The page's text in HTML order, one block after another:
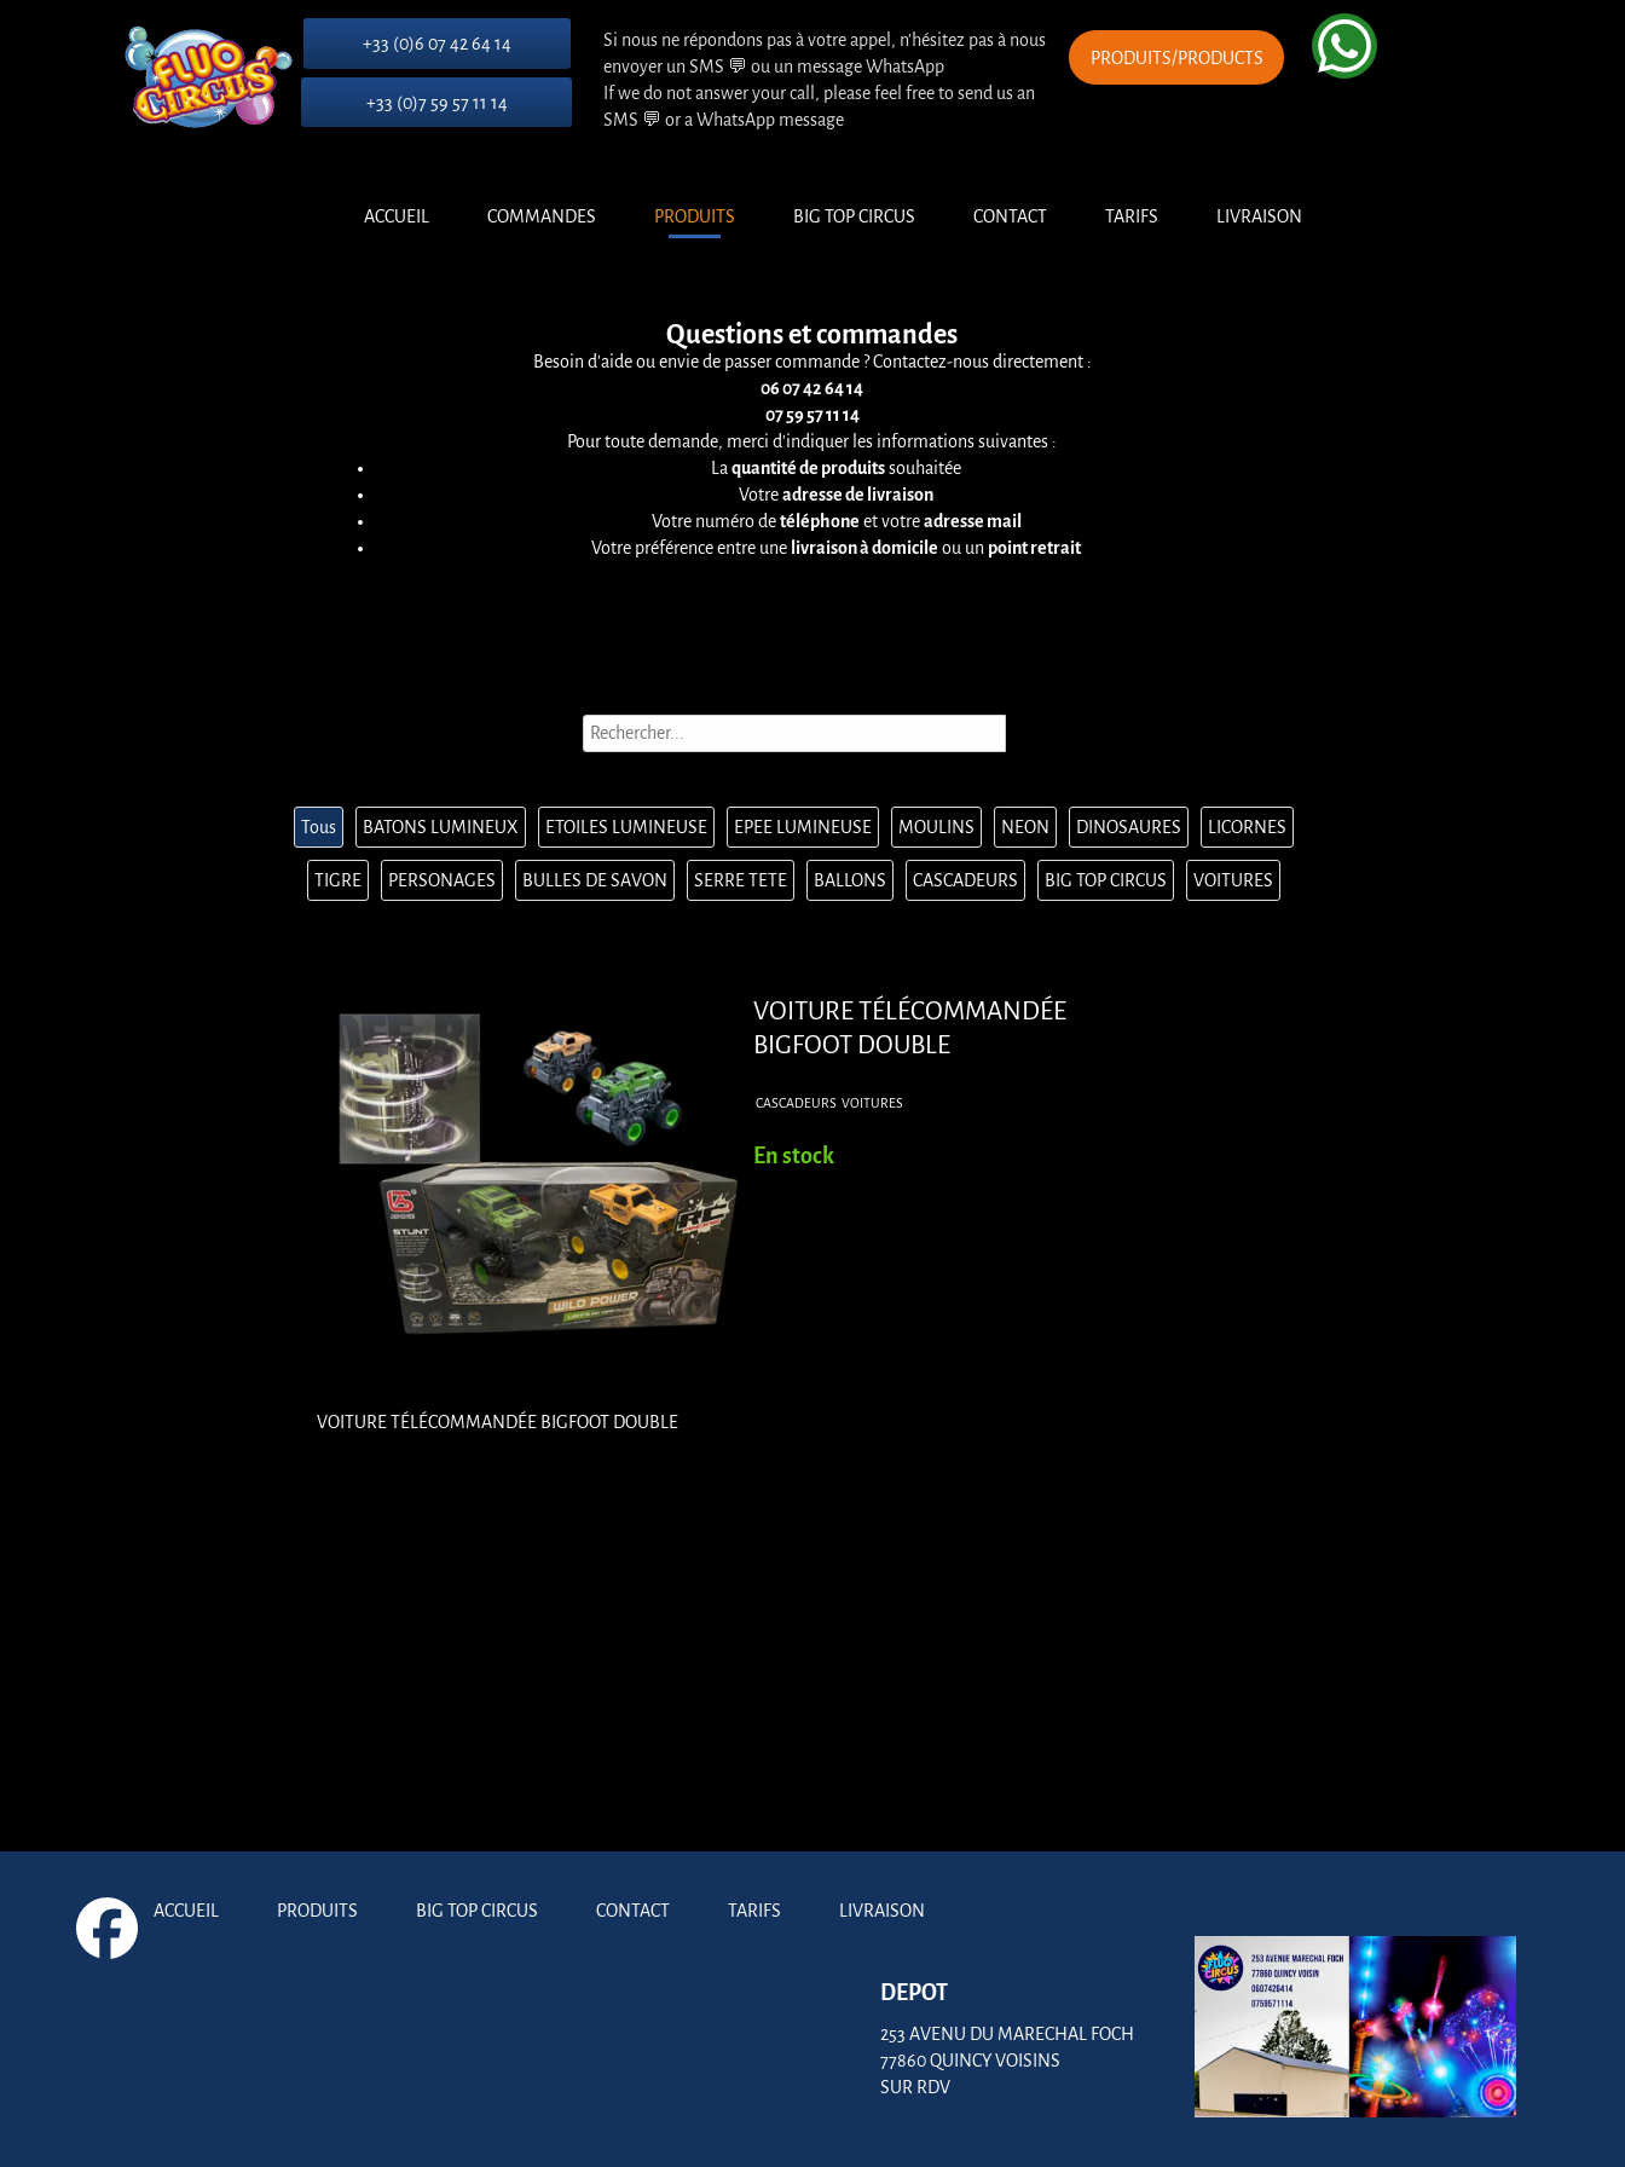
ACCUEIL COMMANDES PRODUITS BIG TOP CIRCUS CONTACT TARIFS LIVRAISON
ACCUEIL PRODUITS BIG TOP CIRCUS CONTACT TARIFS LIVRAISON
PRODUITS/PRODUCTS
DEPOT
253 AVENU DU MARECHAL FOCH
77860 QUINCY VOISINS
SUR RDV
+33 (0)7 59 57 11 14
+33 (0)6 07 42 64 14
Si nous ne répondons pas à votre appel, n’hésitez pas à nous
envoyer un SMS 💬 ou un message WhatsApp
If we do not answer your call, please feel free to send us an
SMS 💬 or a WhatsApp message
Questions et commandes
Besoin d'aide ou envie de passer commande ? Contactez-nous directement :
06 07 42 64 14
07 59 57 11 14
Pour toute demande, merci d'indiquer les informations suivantes :
La quantité de produitssouhaitée
Votreadresse de livraison
Votre numéro detéléphone et votreadresse mail
Votre préférence entre une livraison à domicile ou un point retrait
Tous BATONS LUMINEUX ETOILES LUMINEUSE EPEE LUMINEUSE MOULINS NEON DINOSAURES LICORNES
TIGRE PERSONAGES BULLES DE SAVON SERRE TETE BALLONS CASCADEURS BIG TOP CIRCUS VOITURES
VOITURE TÉLÉCOMMANDÉE
BIGFOOT DOUBLE
CASCADEURS VOITURES
En stock
VOITURE TÉLÉCOMMANDÉE BIGFOOT DOUBLE